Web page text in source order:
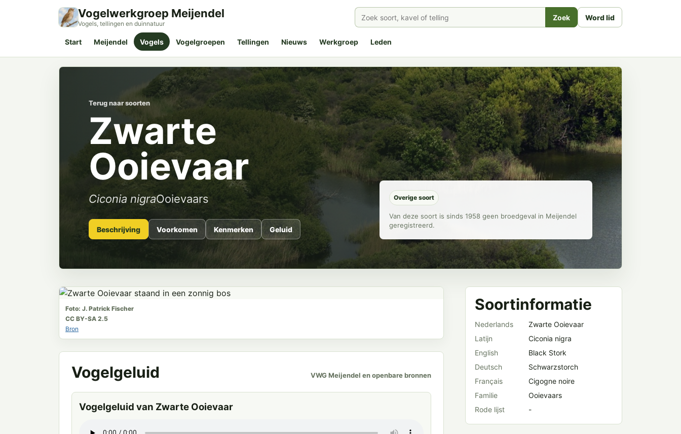
Vogelwerkgroep Meijendel
Vogels, tellingen en duinnatuur
Zoek Word lid
Start Meijendel Vogels Vogelgroepen Tellingen Nieuws Werkgroep Leden
Terug naar soorten
Zwarte
Ooievaar
Ciconia nigraOoievaars
Beschrijving Voorkomen Kenmerken Geluid
Overige soort
Van deze soort is sinds 1958 geen broedgeval in Meijendel
geregistreerd.
Foto: J. Patrick Fischer
CC BY-SA 2.5
Bron
Vogelgeluid VWG Meijendel en openbare bronnen
Vogelgeluid van Zwarte Ooievaar
Soortinformatie
Nederlands
Zwarte Ooievaar
Latijn
Ciconia nigra
English
Black Stork
Deutsch
Schwarzstorch
Français
Cigogne noire
Familie
Ooievaars
Rode lijst
-